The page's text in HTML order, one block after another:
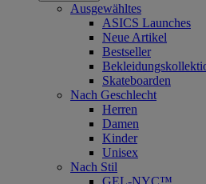
Ausgewähltes
ASICS Launches
Neue Artikel
Bestseller
Skateboarden
Nach Geschlecht
Herren
Damen
Kinder
Unisex
Nach Stil
GEL-NYC™